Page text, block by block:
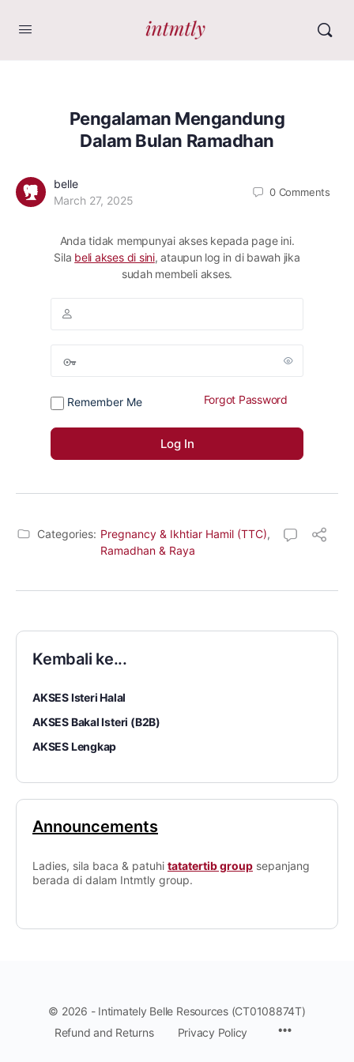
Pengalaman Mengandung
Dalam Bulan Ramadhan
belle
March 27, 2025
0 Comments
Anda tidak mempunyai akses kepada page ini.
Sila beli akses di sini, ataupun log in di bawah jika
sudah membeli akses.
Remember Me Forgot Password
Categories: Pregnancy & Ikhtiar Hamil (TTC),
Ramadhan & Raya
Kembali ke...
AKSES Isteri Halal
AKSES Bakal Isteri (B2B)
AKSES Lengkap
Announcements
Ladies, sila baca & patuhi tatatertib group sepanjang
berada di dalam Intmtly group.
© 2026 - Intimately Belle Resources (CT0108874T)
Refund and Returns
Privacy Policy